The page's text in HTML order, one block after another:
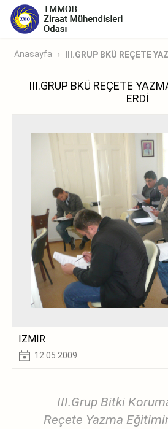
Anasayfa III.GRUP BKÜ REÇETE
III.GRUP BKÜ REÇETE
ERDİ
İZMİR
12.05.2009
III.Grup Bitki
Reçete Yazma